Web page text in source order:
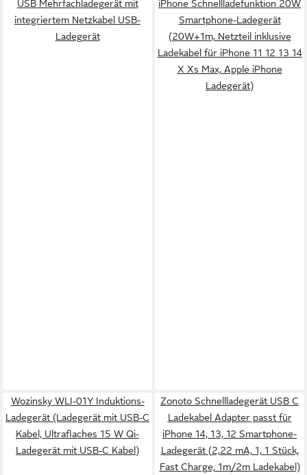
Ladegerät)
USB Mehrfachladegerät mit
integriertem Netzkabel USB-
Ladegerät
iPhone Schnellladefunktion 20W
Smartphone-Ladegerät
(20W+1m, Netzteil inklusive
Ladekabel für iPhone 11 12 13 14
X Xs Max, Apple iPhone
Ladegerät)
Wozinsky WLI-01Y Induktions-
Ladegerät (Ladegerät mit USB-C
Kabel, Ultraflaches 15 W Qi-
Ladegerät mit USB-C Kabel)
Zonoto Schnellladegerät USB C
Ladekabel Adapter passt für
iPhone 14, 13, 12 Smartphone-
Ladegerät (2,22 mA, 1, 1 Stück,
Fast Charge, 1m/2m Ladekabel)